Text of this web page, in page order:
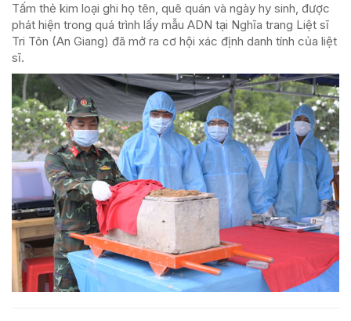
Tấm thẻ kim loại ghi họ tên, quê quán và ngày hy sinh, được
phát hiện trong quá trình lấy mẫu ADN tại Nghĩa trang Liệt sĩ
Tri Tôn (An Giang) đã mở ra cơ hội xác định danh tính của liệt
sĩ.